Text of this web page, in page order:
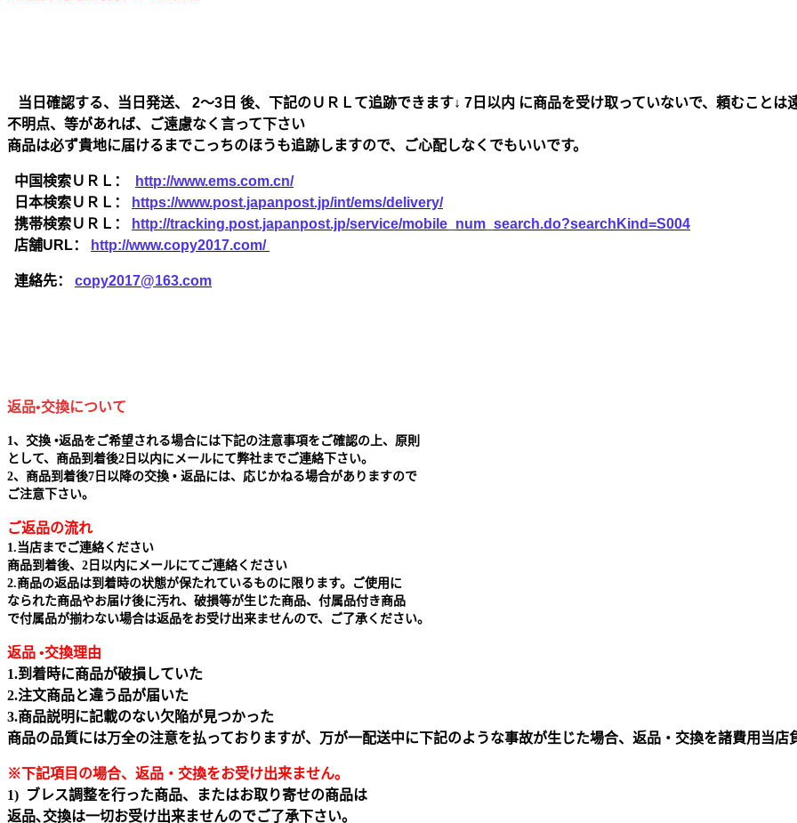
当日確認する、当日発送、 2～3日 後、下記のＵＲＬて追跡できます↓ 7日以内 に商品を受け取っていないで、頼むこと
不明点、等があれば、ご遠慮なく言って下さい
商品は必ず貴地に届けるまでこっちのほうも追跡しますので、ご心配しなくでもいいです。
中国検索ＵＲＬ：
http://www.ems.com.cn/
日本検索ＵＲＬ：
https://www.post.japanpost.jp/int/ems/delivery/
携帯検索ＵＲＬ：
http://tracking.post.japanpost.jp/service/mobile_num_search.do?searchKind=S004
店舗URL：
http://www.copy2017.com/
連絡先： copy2017@163.com
返品•交換について
1、交換 •返品をご希望される場合には下記の注意事項をご確認の上、原則
として、商品到着後2日以内にメールにて弊社までご連絡下さい。
2、商品到着後7日以降の交換 • 返品には、応じかねる場合がありますので
ご注意下さい。
ご返品の流れ
1.当店までご連絡ください
商品到着後、2日以内にメールにてご連絡ください
2.商品の返品は到着時の状態が保たれているものに限ります。ご使用に
なられた商品やお届け後に汚れ、破損等が生じた商品、付属品付き商品
で付属品が揃わない場合は返品をお受け出来ませんので、ご了承ください。
返品 •交換理由
1.到着時に商品が破損していた
2.注文商品と違う品が届いた
3.商品説明に記載のない欠陥が見つかった
商品の品質には万全の注意を払っておりますが、万が一配送中に下記のような事故が生じた場合、返品・交換を諸費用当店
※下記項目の場合、返品・交換をお受け出来ません｡
1) ブレス調整を行った商品、またはお取り寄せの商品は
返品､交換は一切お受け出来ませんのでご了承下さい。